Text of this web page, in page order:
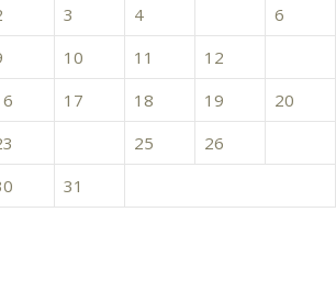
3 4
6
10 11 12
17 18 19
20
25 26
31